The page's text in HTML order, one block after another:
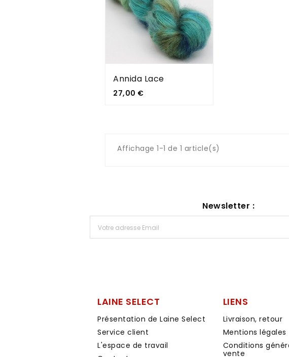
Annida Lace
Prix
27,00 €
Affichage 1-1 de 1 article(s)
Newsletter :
LAINE SELECT
Présentation de Laine Select
Service client
L'espace de travail
LIENS
Livraison, retour
Mentions légales
Conditions
vente